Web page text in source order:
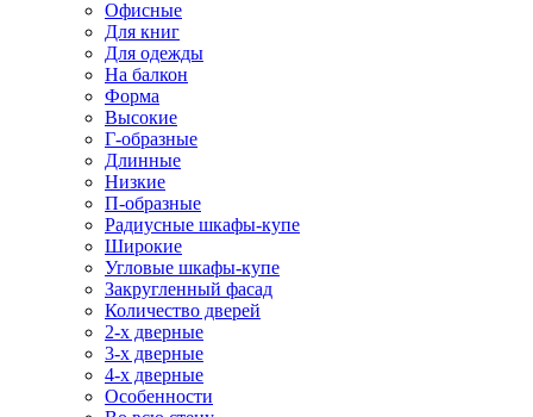
Офисные
Для книг
Для одежды
На балкон
Форма
Высокие
Г-образные
Длинные
Низкие
П-образные
Радиусные шкафы-купе
Широкие
Угловые шкафы-купе
Закругленный фасад
Количество дверей
2-х дверные
3-х дверные
4-х дверные
Особенности